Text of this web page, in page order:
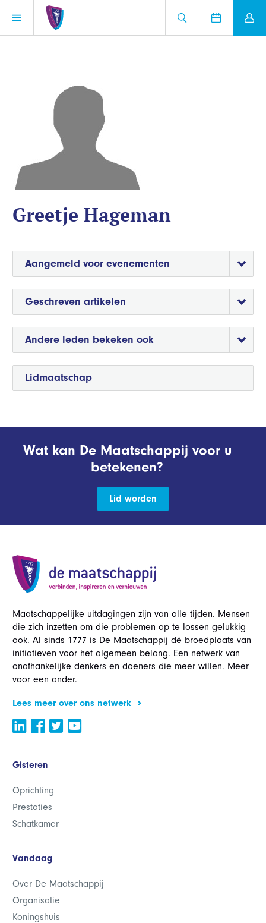
Lidmaatschap
Greetje Hageman
Aangemeld voor evenementen
Geschreven artikelen
Andere leden bekeken ook
Wat kan De Maatschappij voor u
betekenen?
Lid worden
Maatschappelijke uitdagingen zijn van alle tijden. Mensen
die zich inzetten om die problemen op te lossen gelukkig
ook. Al sinds 1777 is De Maatschappij dé broedplaats van
initiatieven voor het algemeen belang. Een netwerk van
onafhankelijke denkers en doeners die meer willen. Meer
voor een ander.
Lees meer over ons netwerk
Gisteren
Oprichting
Prestaties
Schatkamer
Vandaag
Over De Maatschappij
Organisatie
Koningshuis